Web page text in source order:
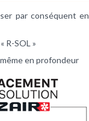
par conséquent en
R-SOL »
en profondeur